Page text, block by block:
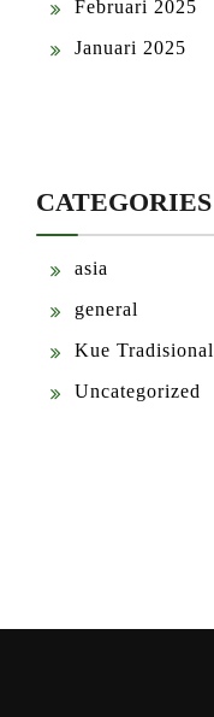
Februari 2025
Januari 2025
CATEGORIES
asia
general
Kue Tradisional
Uncategorized